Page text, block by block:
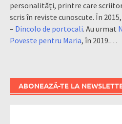
personalități, printre care
scris în reviste cunoscute. În
– Dincolo de portocali. Au urmat
Poveste pentru Maria, în 2019.…
ABONEAZĂ-TE LA